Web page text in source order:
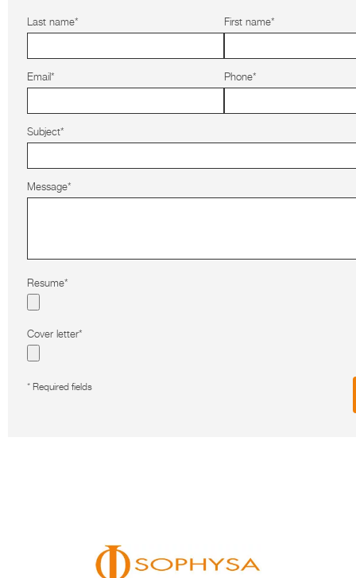
Last name* First name*
Email* Phone*
Subject*
Message*
Resume*
Cover letter*
* Required fields